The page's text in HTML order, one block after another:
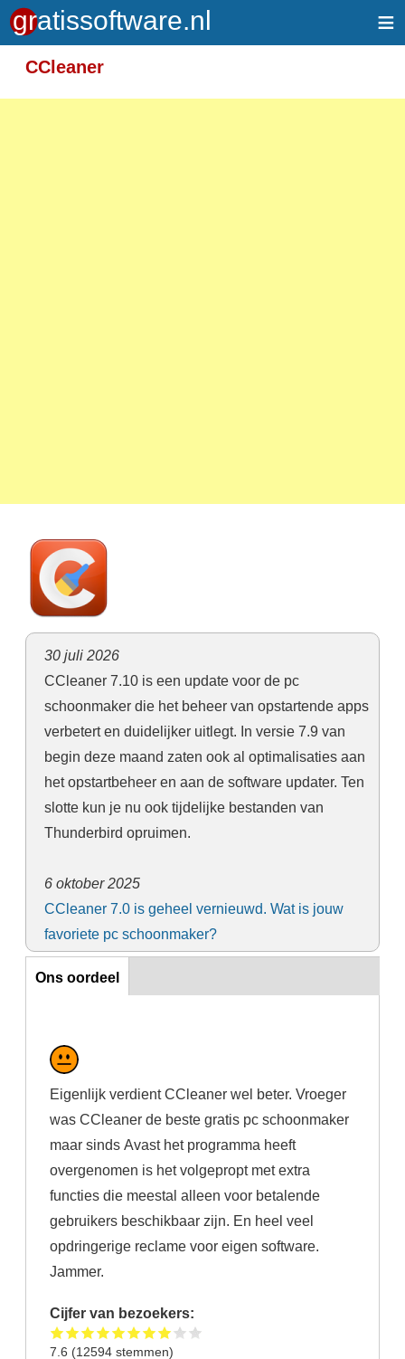
≡
CCleaner
30 juli 2026
CCleaner 7.10 is een update voor de pc
schoonmaker die het beheer van opstartende apps
verbetert en duidelijker uitlegt. In versie 7.9 van
begin deze maand zaten ook al optimalisaties aan
het opstartbeheer en aan de software updater. Ten
slotte kun je nu ook tijdelijke bestanden van
Thunderbird opruimen.
6 oktober 2025
CCleaner 7.0 is geheel vernieuwd. Wat is jouw
favoriete pc schoonmaker?
Ons oordeel
Ons oordeel
Eigenlijk verdient CCleaner wel beter. Vroeger
was CCleaner de beste gratis pc schoonmaker
maar sinds Avast het programma heeft
overgenomen is het volgepropt met extra
functies die meestal alleen voor betalende
gebruikers beschikbaar zijn. En heel veel
opdringerige reclame voor eigen software.
Jammer.
Cijfer van bezoekers:
7.6 (12594 stemmen)